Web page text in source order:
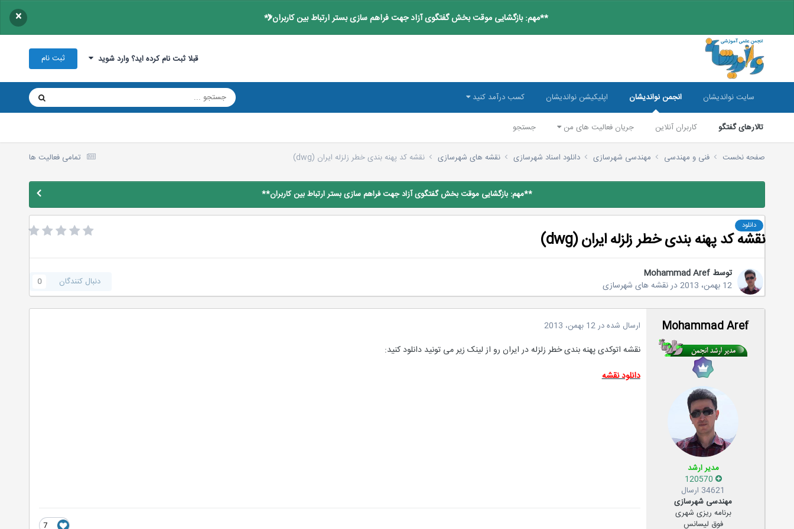
**مهم: بازگشایی موقت بخش گفتگوی آزاد جهت فراهم سازی بستر ارتباط بین کاربران** ×
قبلا ثبت نام کرده اید؟ وارد شوید ثبت نام
سایت نواندیشان انجمن نواندیشان
تالارهای گفتگو کاربران آنلاین جریان فعالیت های من جستجو
اپلیکیشن نواندیشان کسب درآمد کنید
تمامی فعالیت ها صفحه نخست فنی و مهندسی مهندسی شهرسازی دانلود اسناد شهرسازی نقشه های شهرسازی نقشه کد پهنه بندی خطر زلزله ایران (dwg)
**مهم: بازگشایی موقت بخش گفتگوی آزاد جهت فراهم سازی بستر ارتباط بین کاربران**
دانلود
نقشه کد پهنه بندی خطر زلزله ایران (dwg)
توسط Mohammad Aref
12 بهمن، 2013
درنقشه های شهرسازی دنبال کنندگان 0
Mohammad Aref
مدیر ارشد
34621 ارسال
مهندسی شهرسازی
برنامه ریزی شهری
فوق لیسانس
ارسال شده در12 بهمن، 2013
نقشه اتوکدی پهنه بندی خطر زلزله در ایران رو از لینک زیر می تونید دانلود کنید:
دانلود نقشه
7